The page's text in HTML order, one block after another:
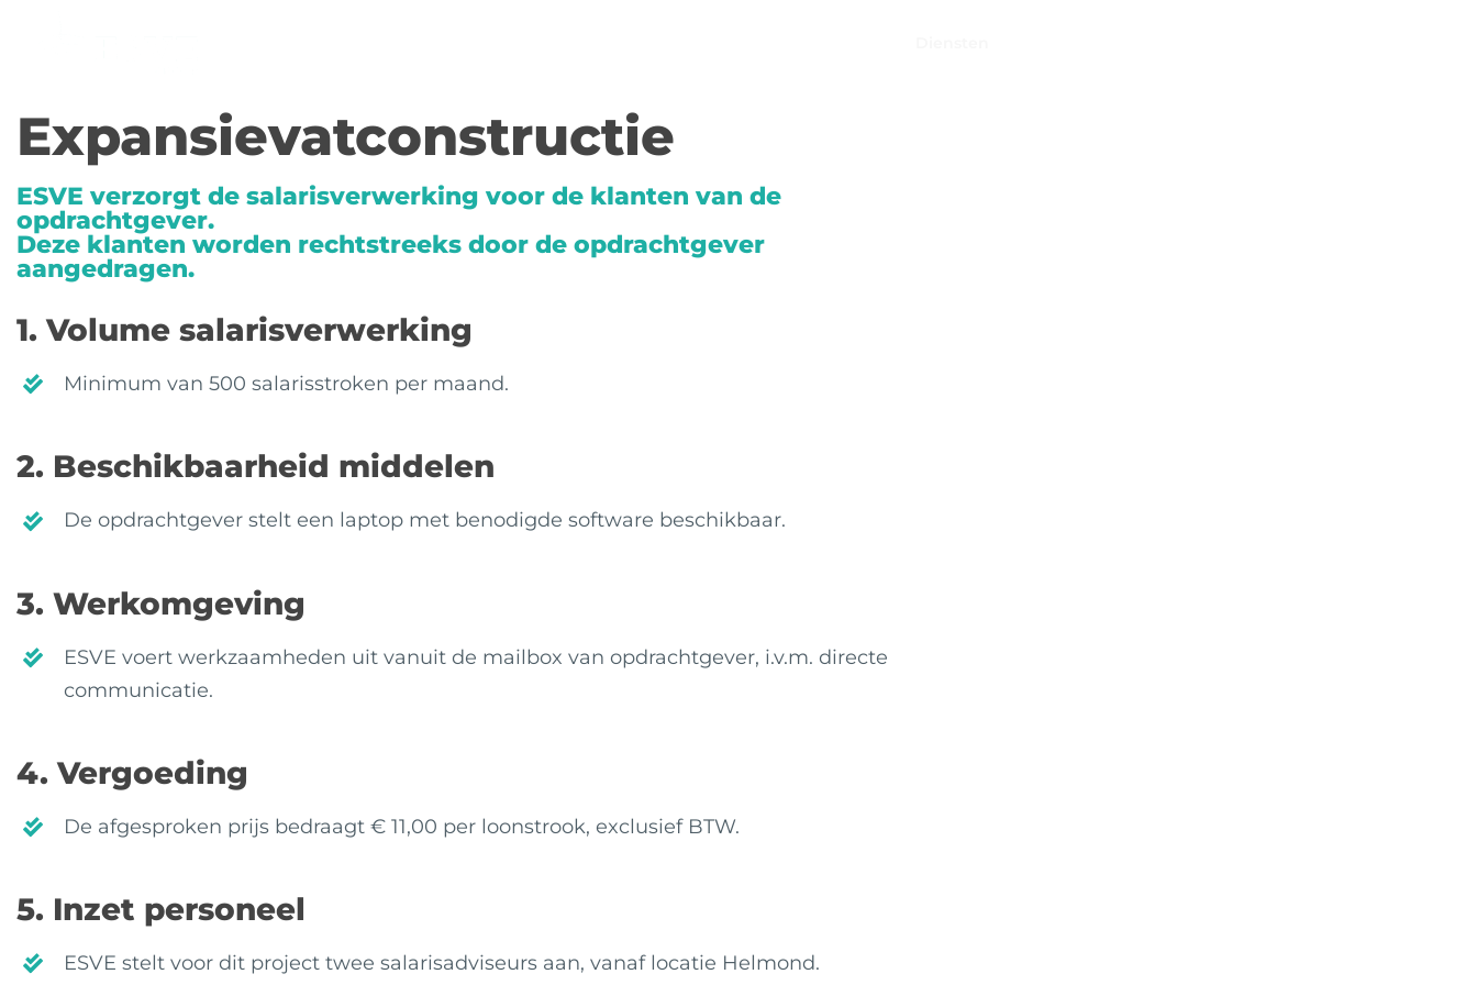
Expansievatconstructie
ESVE verzorgt de salarisverwerking voor de klanten van de
opdrachtgever.
Deze klanten worden rechtstreeks door de opdrachtgever
aangedragen.
1. Volume salarisverwerking
Minimum van 500 salarisstroken per maand.
2. Beschikbaarheid middelen
De opdrachtgever stelt een laptop met benodigde software beschikbaar.
3. Werkomgeving
ESVE voert werkzaamheden uit vanuit de mailbox van opdrachtgever, i.v.m. directe
communicatie.
4. Vergoeding
De afgesproken prijs bedraagt € 11,00 per loonstrook, exclusief BTW.
5. Inzet personeel
ESVE stelt voor dit project twee salarisadviseurs aan, vanaf locatie Helmond.